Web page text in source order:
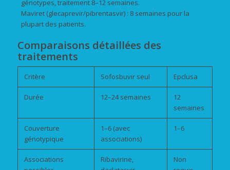
génotypes, traitement 8–12 semaines.
Maviret (glecaprevir/pibrentasvir) : 8 semaines pour la
plupart des patients.
Comparaisons détaillées des
traitements
Critère Sofosbuvir seul Epclusa
Durée 12–24 semaines
12
semaines
Couverture
génotypique
1–6 (avec
associations)
1–6
Associations
Ribavirine,
Non